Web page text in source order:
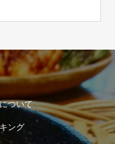
ついて
ング